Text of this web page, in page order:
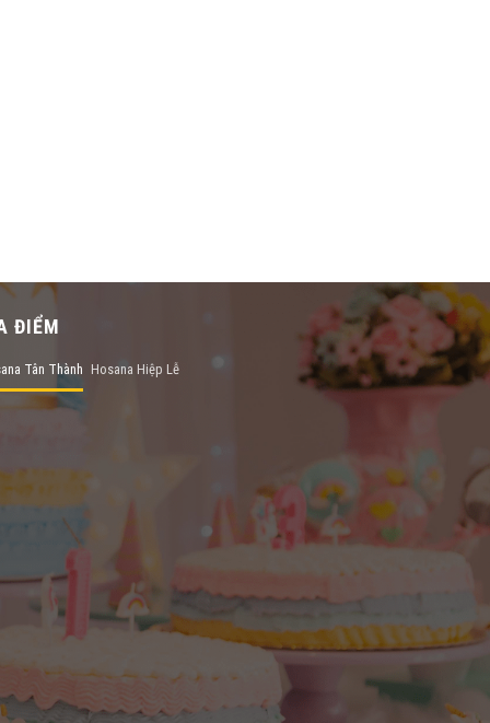
ĐIỂM
Tân Thành Hosana Hiệp Lễ